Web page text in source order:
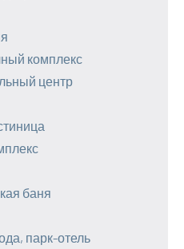
комплекс
центр
баня
парк-отель